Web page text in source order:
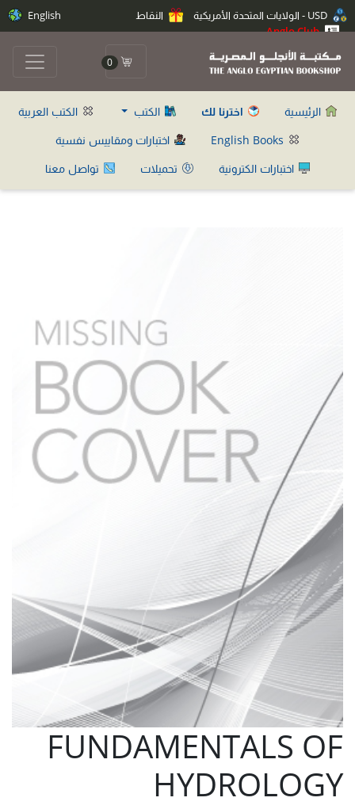
النقاط
Anglo Club
English
0
الرئيسية اخترنا لك الكتب
الكتب العربية
اختبارات ومقاييس نفسية
اختبارات الكترونية
تحميلات تواصل معنا
FUNDAMENTALS OF
HYDROLOGY